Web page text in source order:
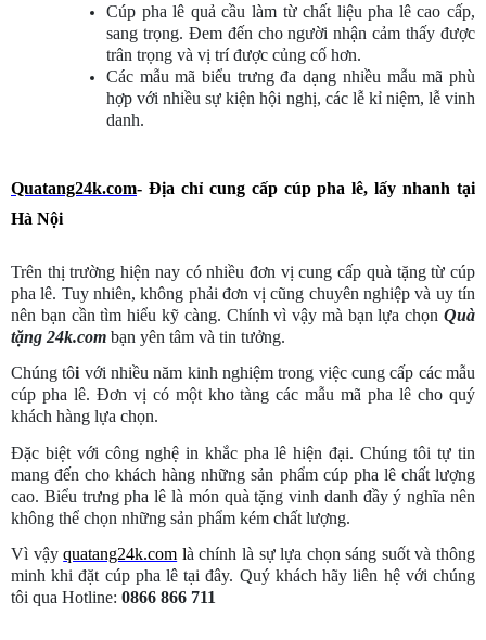
Cúp pha lê quả cầu làm từ chất liệupha lê cao cấp,
sang trọng. Đem đến cho người nhận cảm thấy được
trân trọng và vị trí được củng cố hơn.
Các mẫu mã biểu trưng đa dạng nhiều mẫu mã phù
hợp với nhiều sự kiện hội nghị, các lễ kỉ niệm, lễ vinh
danh.
Quatang24k.com- Địa chỉ cung cấp cúp pha lê, lấy nhanh tại
Hà Nội
Trên thị trường hiện nay có nhiều đơn vị cung cấp quà tặng từ cúp
pha lê. Tuy nhiên, không phải đơn vị cũng chuyên nghiệp và uy tín
nên bạn cần tìm hiểu kỹ càng. Chính vì vậy mà bạn lựa chọn Quà
tặng 24k.com bạn yên tâm và tin tưởng.
Chúng tôi với nhiều năm kinh nghiệm trong việc cung cấp các mẫu
cúp pha lê. Đơn vị có một kho tàng các mẫu mã pha lê cho quý
khách hàng lựa chọn.
Đặc biệt với công nghệ in khắc pha lê hiện đại. Chúng tôi tự tin
mang đến cho khách hàng những sản phẩm cúp pha lê chất lượng
cao. Biểu trưng pha lê là món quà tặng vinh danh đầy ý nghĩa nên
không thể chọn những sản phẩm kém chất lượng.
Vì vậyquatang24k.com là chính là sự lựa chọn sáng suốt và thông
minh khi đặt cúp pha lê tại đây. Quý khách hãy liên hệ với chúng
tôi qua Hotline: 0866 866 711